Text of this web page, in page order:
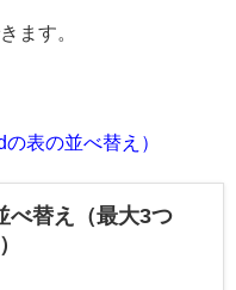
ます。
表の並べ替え）
べ替え（最大3つ